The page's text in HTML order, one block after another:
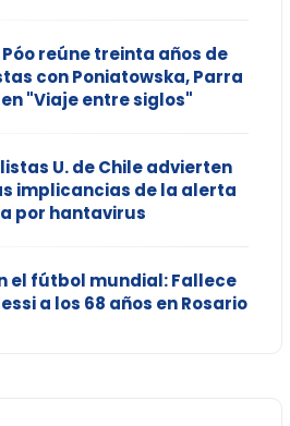
reúne treinta años de
con Poniatowska, Parra
"Viaje entre siglos"
U. de Chile advierten
implicancias de la alerta
por hantavirus
el fútbol mundial: Fallece
a los 68 años en Rosario